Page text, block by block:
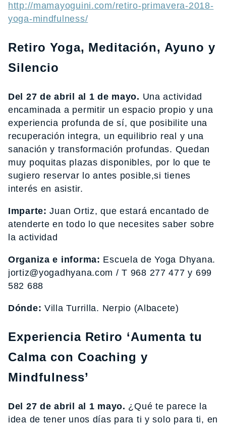
http://mamayoguini.com/retiro-primavera-2018-
yoga-mindfulness/
Retiro Yoga, Meditación, Ayuno y
Silencio
Del 27 de abril al 1 de mayo. Una actividad
encaminada a permitir un espacio propio y una
experiencia profunda de sí, que posibilite una
recuperación integra, un equilibrio real y una
sanación y transformación profundas. Quedan
muy poquitas plazas disponibles, por lo que te
sugiero reservar lo antes posible,si tienes
interés en asistir.
Imparte: Juan Ortiz, que estará encantado de
atenderte en todo lo que necesites saber sobre
la actividad
Organiza e informa: Escuela de Yoga Dhyana.
jortiz@yogadhyana.com / T 968 277 477 y 699
582 688
Dónde: Villa Turrilla. Nerpio (Albacete)
Experiencia Retiro ‘Aumenta tu
Calma con Coaching y
Mindfulness’
Del 27 de abril al 1 mayo. ¿Qué te parece la
idea de tener unos días para ti y solo para ti, en